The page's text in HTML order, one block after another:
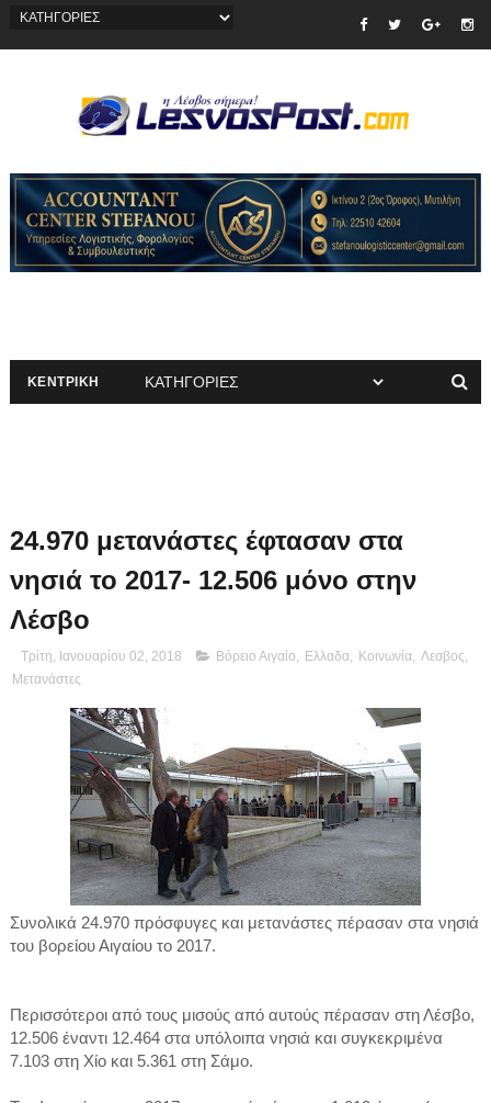
ΚΕΝΤΡΙΚΗ
24.970 μετανάστες έφτασαν στα
νησιά το 2017- 12.506 μόνο στην
Λέσβο
Τρίτη, Ιανουαρίου 02, 2018 Βόρειο Αιγαίο Ελλαδα, Κοινωνία, Λεσβος
Μετανάστες
Συνολικά 24.970 πρόσφυγες και μετανάστες πέρασαν στα νησιά
του βορείου Αιγαίου το 2017.
Περισσότεροι από τους μισούς από αυτούς πέρασαν στη Λέσβο,
12.506 έναντι 12.464 στα υπόλοιπα νησιά και συγκεκριμένα
7.103 στη Χίο και 5.361 στη Σάμο.